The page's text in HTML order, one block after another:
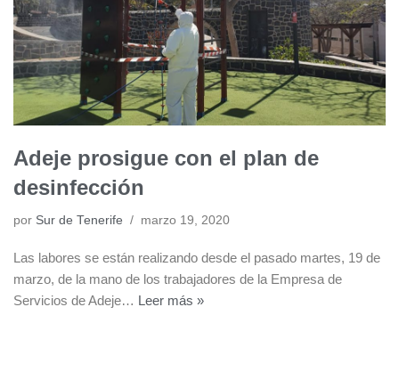
Adeje prosigue con el plan de
desinfección
por Sur de Tenerife marzo 19, 2020
Las labores se están realizando desde el pasado martes, 19 de
marzo, de la mano de los trabajadores de la Empresa de
Servicios de Adeje… Leer más »